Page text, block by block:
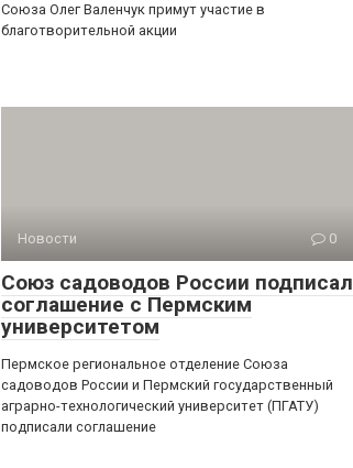
Союза Олег Валенчук примут участие в
благотворительной акции
Новости 0
Союз садоводов России подписал
соглашение с Пермским
университетом
Пермское региональное отделение Союза
садоводов России и Пермский государственный
аграрно-технологический университет (ПГАТУ)
подписали соглашение